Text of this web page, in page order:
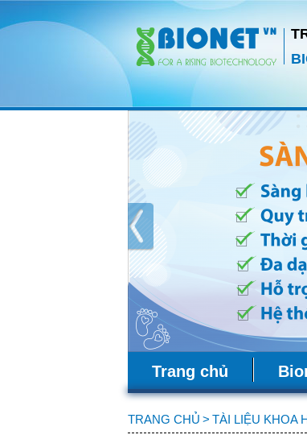
Trang chủ
TRANG CHỦ > TÀI LIỆU KHOA